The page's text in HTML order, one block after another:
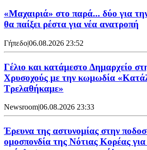
«Μαχαιριά» στο παρά... δύο για
θα παίξει ρέστα για νέα ανατροπή
Γήπεδο|06.08.2026 23:52
Γέλιο και κατάμεστο Δημαρχείο
Χρυσοχούς με την κωμωδία
Τρελαθήκαμε»
Newsroom|06.08.2026 23:33
Έρευνα της αστυνομίας στην
ομοσπονδία της Νότιας Κορέας